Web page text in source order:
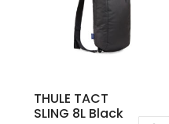
THULE TACT
SLING 8L Black